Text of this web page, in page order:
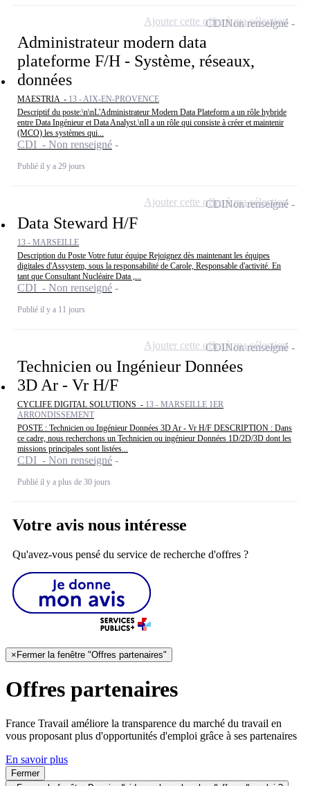
Administrateur modern data
plateforme F/H - Système, réseaux,
données
MAESTRIA - 13 - AIX-EN-PROVENCE
Descriptif du poste:\n\nL'Administrateur Modern Data Plateform a un rôle hybride
entre Data Ingénieur et Data Analyst.\nIl a un rôle qui consiste à créer et maintenir
(MCO) les systèmes qui...
CDI - Non renseigné
Publié il y a 29 jours
CDINon renseigné
Ajouter cette offre à ma sélection
Data Steward H/F
13 - MARSEILLE
Description du Poste Votre futur équipe Rejoignez dès maintenant les équipes
digitales d'Assystem, sous la responsabilité de Carole, Responsable d'activité. En
tant que Consultant Nucléaire Data ,...
CDI - Non renseigné
Publié il y a 11 jours
CDINon renseigné
Ajouter cette offre à ma sélection
Technicien ou Ingénieur Données
3D Ar - Vr H/F
CYCLIFE DIGITAL SOLUTIONS - 13 - MARSEILLE 1ER
ARRONDISSEMENT
POSTE : Technicien ou Ingénieur Données 3D Ar - Vr H/F DESCRIPTION : Dans
ce cadre, nous recherchons un Technicien ou ingénieur Données 1D/2D/3D dont les
missions principales sont listées...
CDI - Non renseigné
Publié il y a plus de 30 jours
CDINon renseigné
Ajouter cette offre à ma sélection
Votre avis nous intéresse
Qu'avez-vous pensé du service de recherche d'offres ?
× Fermer la fenêtre "Offres partenaires"
Offres partenaires
France Travail améliore la transparence du marché du travail en
vous proposant plus d'opportunités d'emploi grâce à ses partenaires
En savoir plus
Fermer